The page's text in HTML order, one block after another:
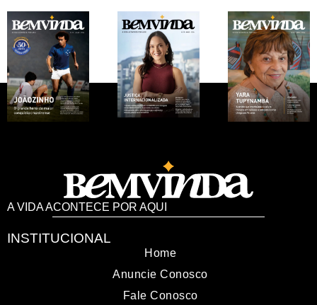
A VIDA ACONTECE POR AQUI
INSTITUCIONAL
Home
Anuncie Conosco
Fale Conosco